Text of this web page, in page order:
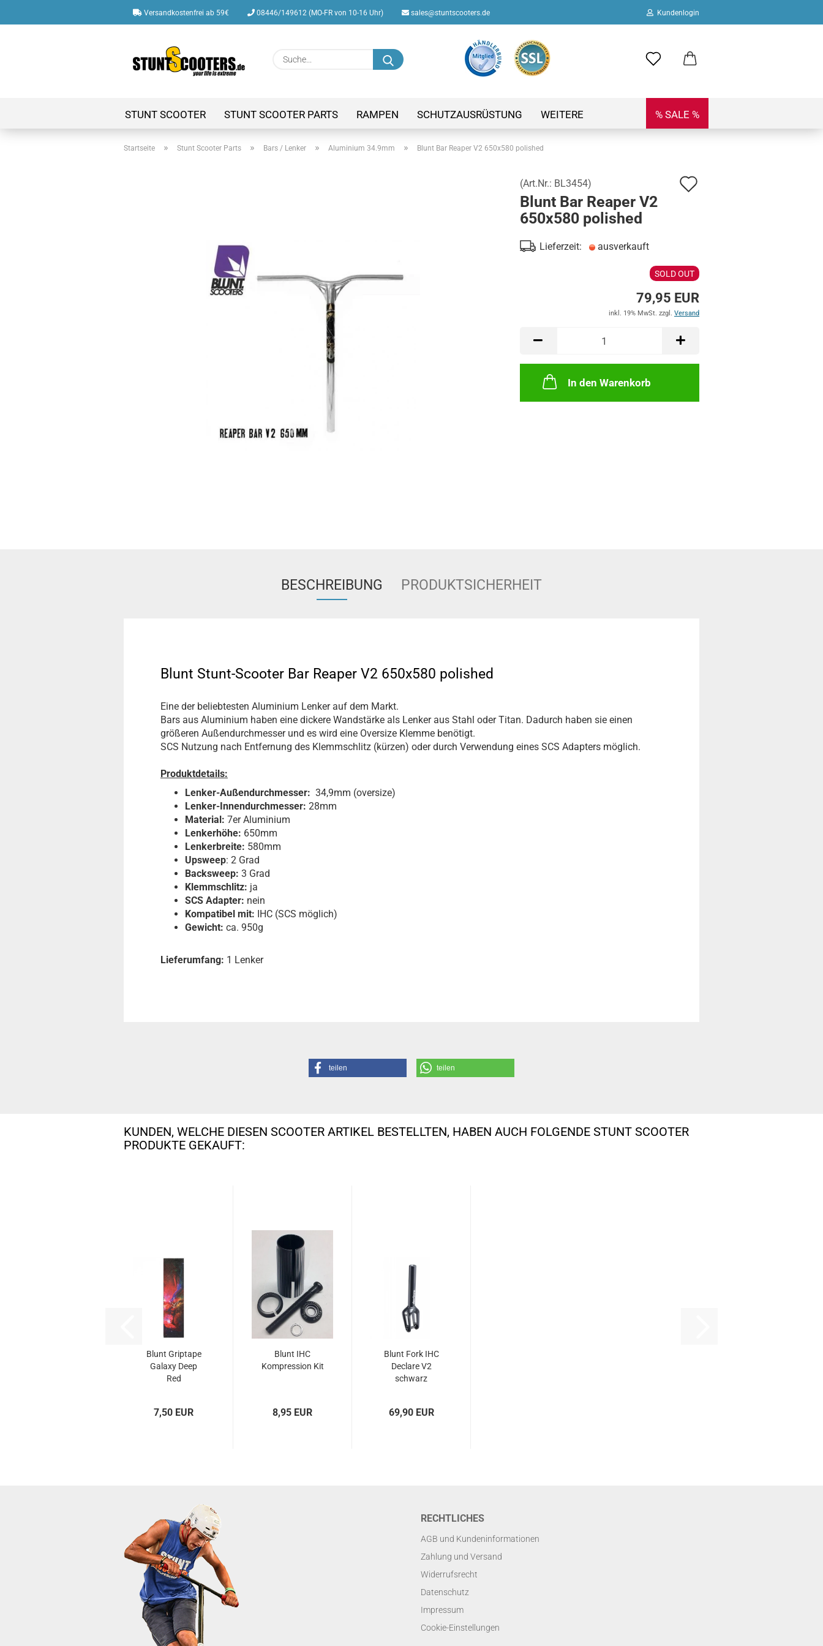
Versandkostenfrei ab 59€ 08446/149612 (MO-FR von 10-16 Uhr) sales@stuntscooters.de Kundenlogin
Passwort
Konto erstellen
Passwort vergessen?
Suche...
STUNT SCOOTER STUNT SCOOTER PARTS RAMPEN SCHUTZAUSRÜSTUNG % SALE %
WEITERE
Startseite » Stunt Scooter Parts » Bars / Lenker » Aluminium 34.9mm » Blunt Bar Reaper V2 650x580 polished
(Art.Nr.: BL3454)
Blunt Bar Reaper V2
650x580 polished
Lieferzeit: ausverkauft
SOLD OUT
79,95 EUR
inkl. 19% MwSt. zzgl. Versand
In den Warenkorb
BESCHREIBUNG PRODUKTSICHERHEIT
Blunt Stunt-Scooter Bar Reaper V2 650x580 polished
Eine der beliebtesten Aluminium Lenker auf dem Markt.
Bars aus Aluminium haben eine dickere Wandstärke als Lenker aus Stahl oder Titan. Dadurch haben sie einen
größeren Außendurchmesser und es wird eine Oversize Klemme benötigt.
SCS Nutzung nach Entfernung des Klemmschlitz (kürzen) oder durch Verwendung eines SCS Adapters möglich.
Produktdetails:
Lenker-Außendurchmesser: 34,9mm (oversize)
Lenker-Innendurchmesser: 28mm
Material: 7er Aluminium
Lenkerhöhe: 650mm
Lenkerbreite: 580mm
Upsweep: 2 Grad
Backsweep: 3 Grad
Klemmschlitz: ja
SCS Adapter: nein
Kompatibel mit: IHC (SCS möglich)
Gewicht: ca. 950g
Lieferumfang: 1 Lenker
teilen teilen
KUNDEN, WELCHE DIESEN SCOOTER ARTIKEL BESTELLTEN, HABEN AUCH FOLGENDE STUNT SCOOTER
PRODUKTE GEKAUFT:
Blunt Griptape
Galaxy Deep
Red
7,50 EUR
Blunt IHC
Kompression Kit
8,95 EUR
Blunt Fork IHC
Declare V2
schwarz
69,90 EUR
RECHTLICHES
AGB und Kundeninformationen
Zahlung und Versand
Widerrufsrecht
Datenschutz
Impressum
Cookie-Einstellungen